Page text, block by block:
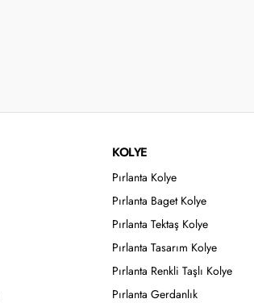
KOLYE
Pırlanta Kolye
Pırlanta Baget Kolye
Pırlanta Tektaş Kolye
Pırlanta Tasarım Kolye
Pırlanta Renkli Taşlı Kolye
Pırlanta Gerdanlık